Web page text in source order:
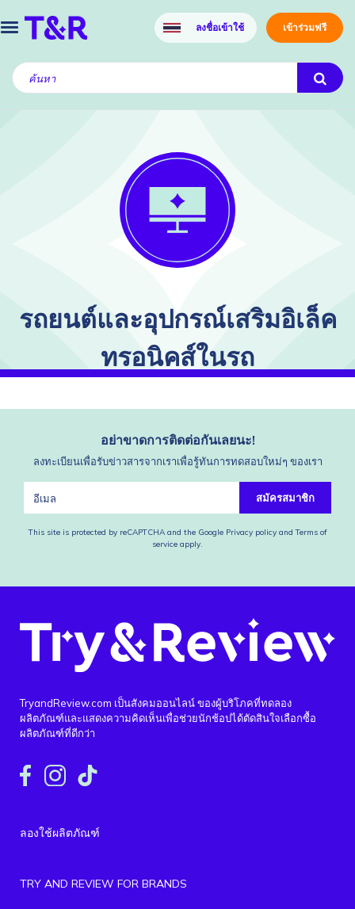
ลงชื่อเข้าใช้ เข้าร่วมฟรี
รถยนต์และอุปกรณ์เสริมอิเล็ค
ทรอนิคส์ในรถ
อย่าขาดการติดต่อกันเลยนะ!
ลงทะเบียนเพื่อรับข่าวสารจากเราเพื่อรู้ทันการทดสอบใหม่ๆ ของเรา
สมัครสมาชิก
This site is protected by reCAPTCHA and the Google Privacy policy and Terms of
service apply.
TryandReview.com เป็นสังคมออนไลน์ ของผู้บริโภคที่ทดลอง
ผลิตภัณฑ์และแสดงความคิดเห็นเพื่อช่วยนักช้อปได้ตัดสินใจเลือกซื้อ
ผลิตภัณฑ์ที่ดีกว่า
ลองใช้ผลิตภัณฑ์
TRY AND REVIEW FOR BRANDS